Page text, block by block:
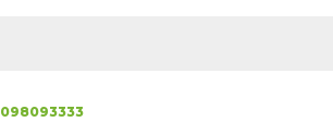
098093333